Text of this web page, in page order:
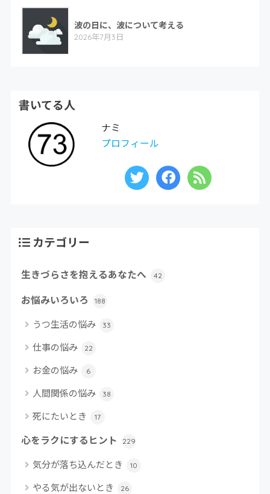
波の日に、波について考える
2026年7月3日
書いてる人
ナミ
プロフィール
カテゴリー
生きづらさを抱えるあなたへ 42
お悩みいろいろ 188
うつ生活の悩み 33
仕事の悩み 22
お金の悩み 6
人間関係の悩み 38
死にたいとき 17
心をラクにするヒント 229
気分が落ち込んだとき 10
やる気が出ないとき 26